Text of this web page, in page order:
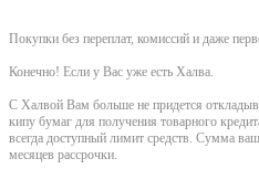
Покупки без переплат, комиссий и даже
Конечно! Если у Вас уже есть Халва.
С Халвой Вам больше не придется
кипу бумаг для получения товарного
всегда доступный лимит средств. Сумма
месяцев рассрочки.